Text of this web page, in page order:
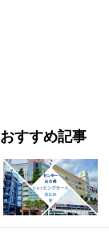
おすすめ記事